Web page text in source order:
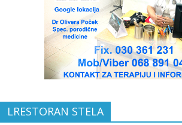
LRESTORAN STELA